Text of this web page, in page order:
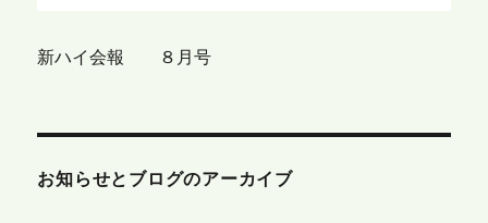
新ハイ会報 ８月号
お知らせとブログのアーカイブ